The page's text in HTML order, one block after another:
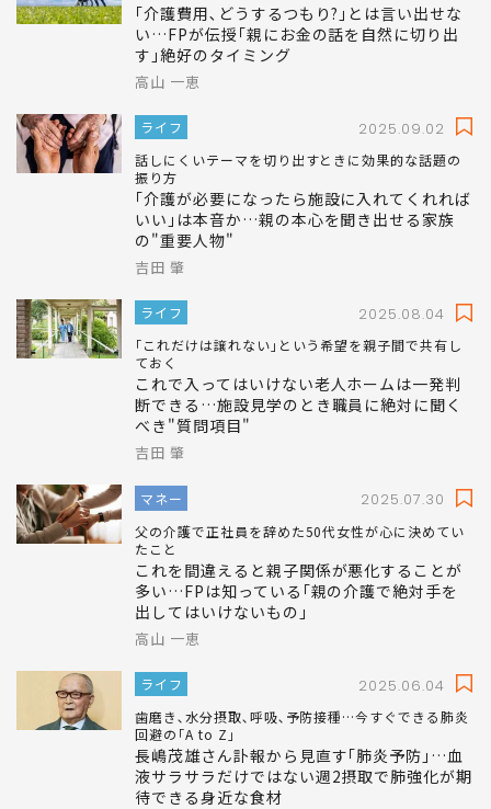
｢介護費用､どうするつもり?｣とは言い出せな
い…FPが伝授｢親にお金の話を自然に切り出
す｣絶好のタイミング
高山 一恵
ライフ 2025.09.02
話しにくいテーマを切り出すときに効果的な話題の
振り方
｢介護が必要になったら施設に入れてくれれば
いい｣は本音か…親の本心を聞き出せる家族
の"重要人物"
吉田 肇
ライフ 2025.08.04
｢これだけは譲れない｣という希望を親子間で共有し
ておく
これで入ってはいけない老人ホームは一発判
断できる…施設見学のとき職員に絶対に聞く
べき"質問項目"
吉田 肇
マネー 2025.07.30
父の介護で正社員を辞めた50代女性が心に決めてい
たこと
これを間違えると親子関係が悪化することが
多い…FPは知っている｢親の介護で絶対手を
出してはいけないもの｣
高山 一恵
ライフ 2025.06.04
歯磨き､水分摂取､呼吸､予防接種…今すぐできる肺炎
回避の｢A to Z｣
長嶋茂雄さん訃報から見直す｢肺炎予防｣…血
液サラサラだけではない週2摂取で肺強化が期
待できる身近な食材